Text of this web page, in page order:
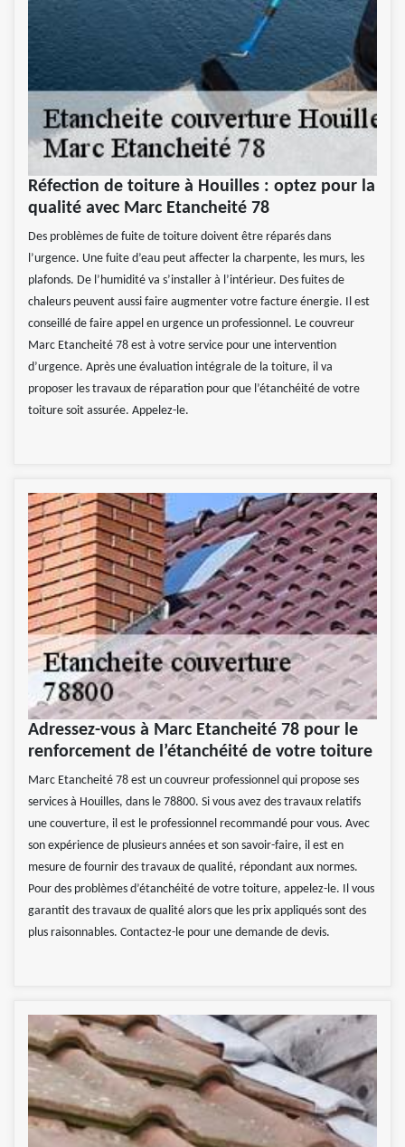
Réfection de toiture à Houilles : optez pour la
qualité avec Marc Etancheité 78
Des problèmes de fuite de toiture doivent être réparés dans
l’urgence. Une fuite d’eau peut affecter la charpente, les murs, les
plafonds. De l’humidité va s’installer à l’intérieur. Des fuites de
chaleurs peuvent aussi faire augmenter votre facture énergie. Il est
conseillé de faire appel en urgence un professionnel. Le couvreur
Marc Etancheité 78 est à votre service pour une intervention
d’urgence. Après une évaluation intégrale de la toiture, il va
proposer les travaux de réparation pour que l’étanchéité de votre
toiture soit assurée. Appelez-le.
Adressez-vous à Marc Etancheité 78 pour le
renforcement de l’étanchéité de votre toiture
Marc Etancheité 78 est un couvreur professionnel qui propose ses
services à Houilles, dans le 78800. Si vous avez des travaux relatifs
une couverture, il est le professionnel recommandé pour vous. Avec
son expérience de plusieurs années et son savoir-faire, il est en
mesure de fournir des travaux de qualité, répondant aux normes.
Pour des problèmes d’étanchéité de votre toiture, appelez-le. Il vous
garantit des travaux de qualité alors que les prix appliqués sont des
plus raisonnables. Contactez-le pour une demande de devis.